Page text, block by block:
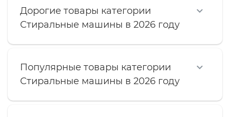
Дорогие товары категории
Стиральные машины в 2026 году
Популярные товары категории
Стиральные машины в 2026 году